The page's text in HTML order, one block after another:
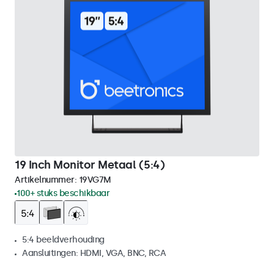
19 Inch Monitor Metaal (5:4)
Artikelnummer: 19VG7M
100+ stuks beschikbaar
5:4 beeldverhouding
Aansluitingen: HDMI, VGA, BNC, RCA